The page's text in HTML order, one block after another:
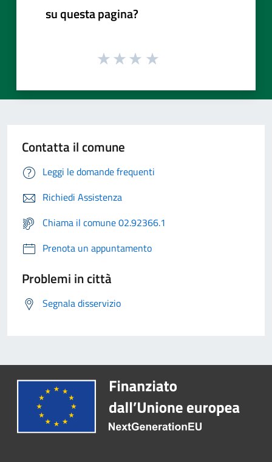
su questa pagina?
Contatta il comune
Leggi le domande frequenti
Richiedi Assistenza
Chiama il comune 02.92366.1
Prenota un appuntamento
Problemi in città
Segnala disservizio